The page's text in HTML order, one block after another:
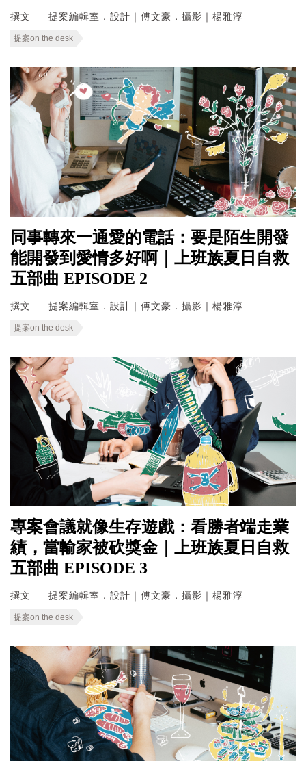
撰文 提案編輯室．設計｜傅文豪．攝影｜楊雅淳
提案on the desk
同事轉來一通愛的電話：要是陌生開發
能開發到愛情多好啊｜上班族夏日自救
五部曲 EPISODE 2
撰文 提案編輯室．設計｜傅文豪．攝影｜楊雅淳
提案on the desk
專案會議就像生存遊戲：看勝者端走業
績，當輸家被砍獎金｜上班族夏日自救
五部曲 EPISODE 3
撰文 提案編輯室．設計｜傅文豪．攝影｜楊雅淳
提案on the desk